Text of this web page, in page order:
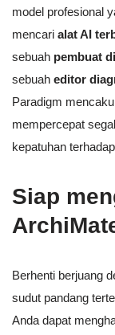
model profesional
mencari alat AI
sebuah pembuat
sebuah editor
Paradigm
mempercepat
kepatuhan
Siap
Berhenti berjuang
sudut pandang
Anda dapat